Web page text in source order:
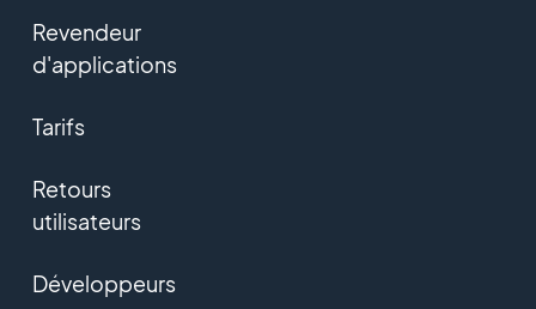
Revendeur
d'applications
Tarifs
Retours
utilisateurs
Développeurs